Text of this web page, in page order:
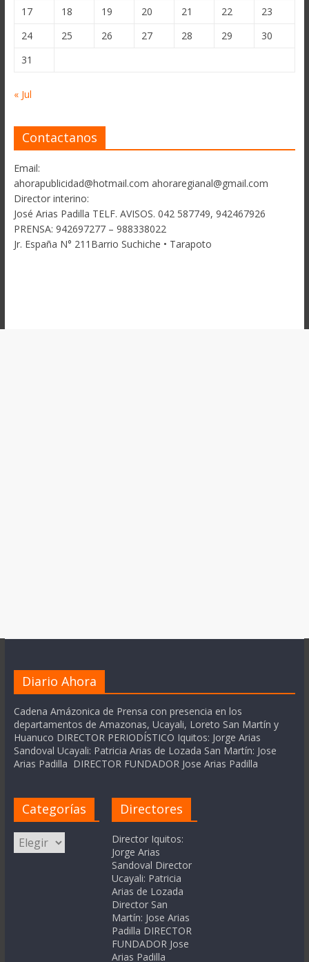
17
18 19 20 21 22
23
24
25 26 27 28 29
30
31
« Jul
Contactanos
Email:
ahorapublicidad@hotmail.com ahoraregianal@gmail.com
Director interino:
José Arias Padilla TELF. AVISOS. 042 587749, 942467926
PRENSA: 942697277 – 988338022
Jr. España N° 211Barrio Suchiche • Tarapoto
Diario Ahora
Cadena Amázonica de Prensa con presencia en los
departamentos de Amazonas, Ucayali, Loreto San Martín y
Huanuco DIRECTOR PERIODÍSTICO Iquitos: Jorge Arias
Sandoval Ucayali: Patricia Arias de Lozada San Martín: Jose
Arias Padilla DIRECTOR FUNDADOR Jose Arias Padilla
Categorías
Categorías
Directores
Director Iquitos:
Jorge Arias
Sandoval Director
Ucayali: Patricia
Arias de Lozada
Director San
Martín: Jose Arias
Padilla DIRECTOR
FUNDADOR Jose
Arias Padilla